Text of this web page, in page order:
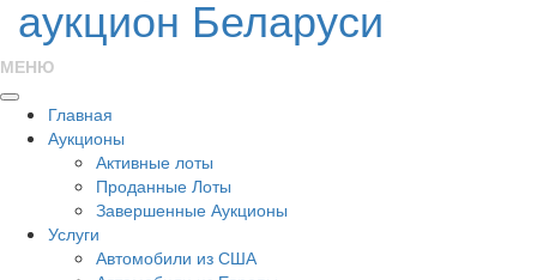
МЕНЮ
Главная
Аукционы
Активные лоты
Проданные Лоты
Завершенные Аукционы
Услуги
Автомобили из США